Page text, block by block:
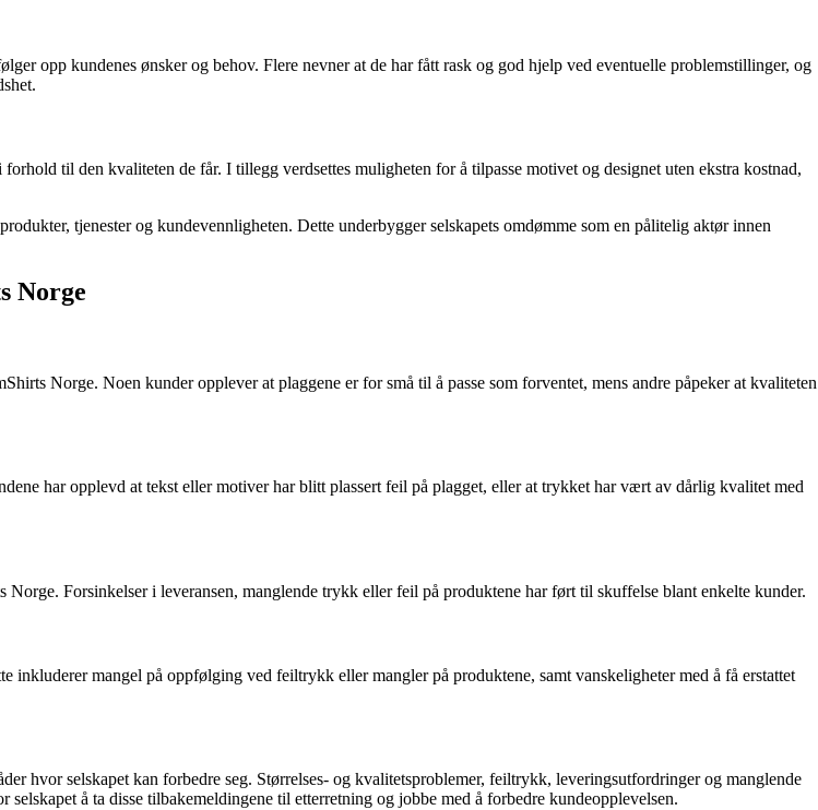
opp kundenes ønsker og behov. Flere nevner at de har fått rask og god hjelp ved eventuelle problemstillinger, og
til den kvaliteten de får. I tillegg verdsettes muligheten for å tilpasse motivet og designet uten ekstra kostnad,
tjenester og kundevennligheten. Dette underbygger selskapets omdømme som en pålitelig aktør innen
Norge
Norge. Noen kunder opplever at plaggene er for små til å passe som forventet, mens andre påpeker at kvaliteten
har opplevd at tekst eller motiver har blitt plassert feil på plagget, eller at trykket har vært av dårlig kvalitet med
Forsinkelser i leveransen, manglende trykk eller feil på produktene har ført til skuffelse blant enkelte kunder.
mangel på oppfølging ved feiltrykk eller mangler på produktene, samt vanskeligheter med å få erstattet
hvor selskapet kan forbedre seg. Størrelses- og kvalitetsproblemer, feiltrykk, leveringsutfordringer og manglende
å ta disse tilbakemeldingene til etterretning og jobbe med å forbedre kundeopplevelsen.